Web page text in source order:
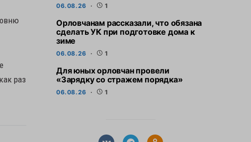
раз
06.08.26 1
Орловчанам рассказали, что обязана
сделать УК при подготовке дома к
зиме
06.08.26 1
Для юных орловчан провели
«Зарядку со стражем порядка»
06.08.26 1